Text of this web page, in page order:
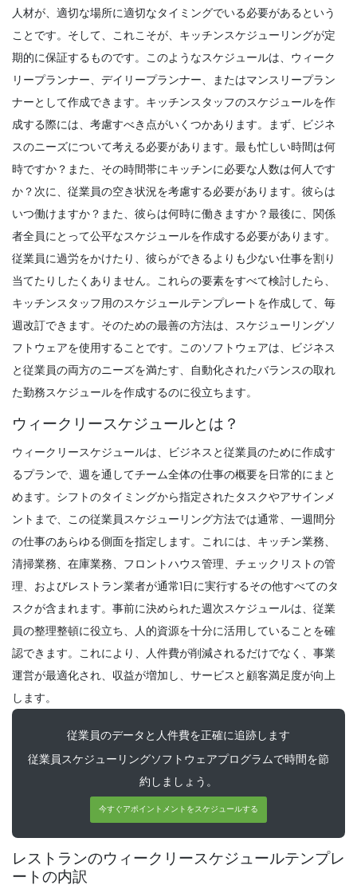
Employee Scheduling
1日をより生産的にする10の時間管理スキル
Sanchari Chatterjee Mar 31, 2022
Employee Scheduling
従業員をスケジュールする方法-クラウド従
業員スケジューリングソフトウェアを使用
するための 10 のヒント
Time Management Software
レイアウトされた毎週のスケジュールであ
なたの生活を楽にする10のアプリ
スタッフライター Mar 22, 2022
Management
従業員のスケジュールを最大化する方法
Michelle Jaco Oct 12, 2020
Management
従業員のスケジュール規制
Michelle Jaco Oct 12, 2020
Management
あなたのモチベーションを維持するための
5つの生産的な時間管理戦略
Michelle Jaco Oct 12, 2020
Management
Michelle Jaco Oct 12, 2020
Management
スケジューリングアプリの使用がビジネス
にとって利益を上げる理由従業員のスケジ
ューリングにはスプレッドシートを使用
Michelle Jaco Oct 12, 2020
人材が、適切な場所に適切なタイミングでいる必要があるという
ことです。そして、これこそが、キッチンスケジューリングが定
期的に保証するものです。このようなスケジュールは、ウィーク
リープランナー、デイリープランナー、またはマンスリープラン
ナーとして作成できます。 キッチンスタッフのスケジュールを作
成する際には、考慮すべき点がいくつかあります。まず、ビジネ
スのニーズについて考える必要があります。最も忙しい時間は何
時ですか？また、その時間帯にキッチンに必要な人数は何人です
か？次に、従業員の空き状況を考慮する必要があります。彼らは
いつ働けますか？また、彼らは何時に働きますか？最後に、関係
者全員にとって公平なスケジュールを作成する必要があります。
従業員に過労をかけたり、彼らができるよりも少ない仕事を割り
当てたりしたくありません。 これらの要素をすべて検討したら、
キッチンスタッフ用のスケジュールテンプレートを作成して、毎
週改訂できます。そのための最善の方法は、スケジューリングソ
フトウェアを使用することです。このソフトウェアは、ビジネス
と従業員の両方のニーズを満たす、自動化されたバランスの取れ
た勤務スケジュールを作成するのに役立ちます。
ウィークリースケジュールとは？
ウィークリースケジュールは、ビジネスと従業員のために作成す
るプランで、週を通してチーム全体の仕事の概要を日常的にまと
めます。シフトのタイミングから指定されたタスクやアサインメ
ントまで、 この従業員スケジューリング方法では通常、一週間分
の仕事のあらゆる側面を指定します。これには、キッチン業務、
清掃業務、在庫業務、フロントハウス管理、チェックリストの管
理、およびレストラン業者が通常1日に実行するその他すべてのタ
スクが含まれます。 事前に決められた週次スケジュールは、従業
員の整理整頓に役立ち、人的資源を十分に活用していることを確
認できます。これにより、人件費が削減されるだけでなく、事業
運営が最適化され、収益が増加し、サービスと顧客満足度が向上
します。
従業員のデータと人件費を正確に追跡します
従業員スケジューリングソフトウェアプログラムで時間を節
約しましょう。
今すぐアポイントメントをスケジュールする
レストランのウィークリースケジュールテンプレ
ートの内訳